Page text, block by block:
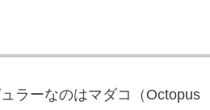
ラーなのはマダコ（Octopus